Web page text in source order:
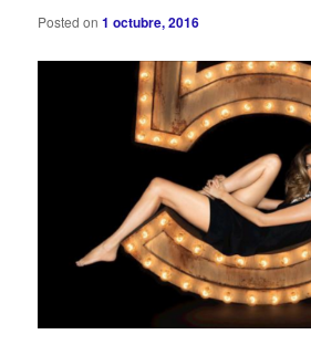
Posted on1 octubre, 2016